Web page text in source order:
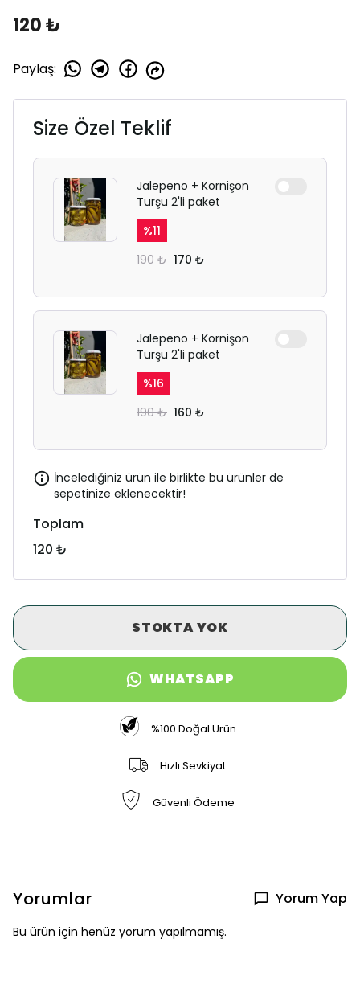
120 ₺
Paylaş:
Size Özel Teklif
Jalepeno + Kornişon
Turşu 2'li paket
%11
190 ₺ 170 ₺
Jalepeno + Kornişon
Turşu 2'li paket
%16
190 ₺ 160 ₺
İncelediğiniz ürün ile birlikte bu ürünler de
sepetinize eklenecektir!
Toplam
120 ₺
STOKTA YOK
WHATSAPP
%100 Doğal Ürün
Hızlı Sevkiyat
Güvenli Ödeme
Yorumlar Yorum Yap
Bu ürün için henüz yorum yapılmamış.